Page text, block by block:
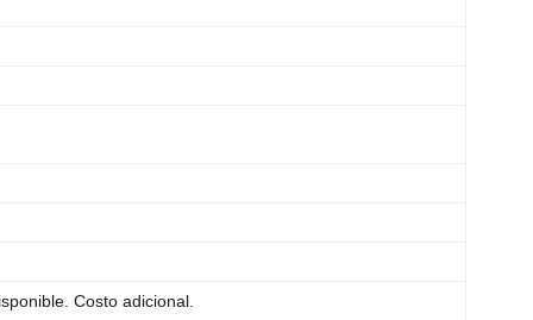
Costo adicional.